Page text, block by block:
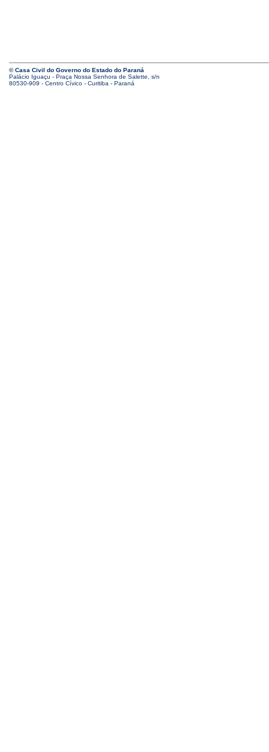
© Casa Civil do Governo do Estado do Paraná
Palácio Iguaçu - Praça Nossa Senhora de Salette, s/n
80530-909 - Centro Cívico - Curitiba - Paraná